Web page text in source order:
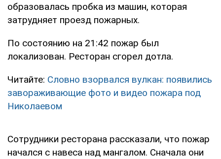
образовалась пробка из машин, которая
затрудняет проезд пожарных.
По состоянию на 21:42 пожар был
локализован. Ресторан сгорел дотла.
Читайте: Словно взорвался вулкан: появились
завораживающие фото и видео пожара под
Николаевом
Сотрудники ресторана рассказали, что пожар
начался с навеса над мангалом. Сначала они